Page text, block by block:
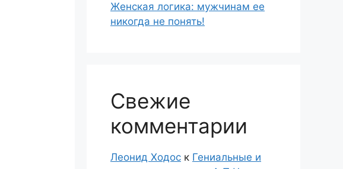
Женская логика: мужчинам ее
никогда не понять!
Свежие
комментарии
Леонид Ходос к Гениальные и